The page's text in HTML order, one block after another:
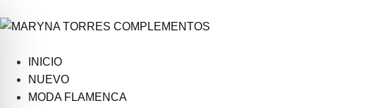
INICIO
NUEVO
MODA FLAMENCA